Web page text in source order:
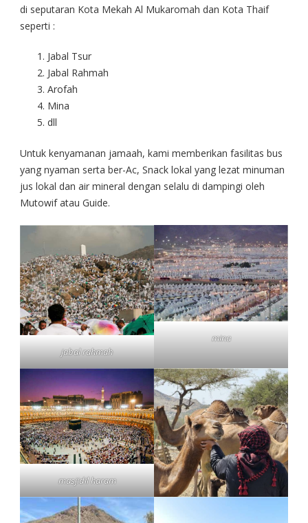
di seputaran Kota Mekah Al Mukaromah dan Kota Thaif
seperti :
Jabal Tsur
Jabal Rahmah
Arofah
Mina
dll
Untuk kenyamanan jamaah, kami memberikan fasilitas bus
yang nyaman serta ber-Ac, Snack lokal yang lezat minuman
jus lokal dan air mineral dengan selalu di dampingi oleh
Mutowif atau Guide.
jabal rahmah
mina
masjidil haram